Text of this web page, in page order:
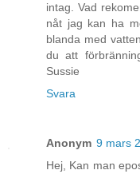
intag. Vad
nåt jag kan ha
blanda med
du att
Sussie
Svara
Anonym 9 mars
Hej, Kan man